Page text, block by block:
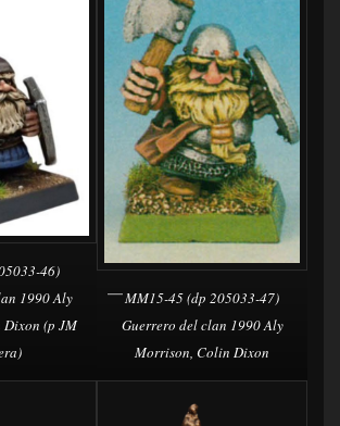
46)
1990 Aly
(p JM
MM15-45 (dp 205033-47)
Guerrero del clan 1990 Aly
Morrison, Colin Dixon